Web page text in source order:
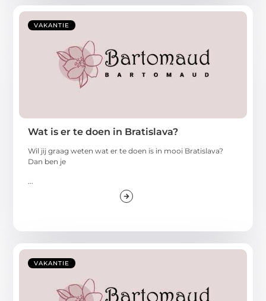
VAKANTIE
Wat is er te doen in Bratislava?
Wil jij graag weten wat er te doen is in mooi Bratislava?
Dan ben je
VAKANTIE